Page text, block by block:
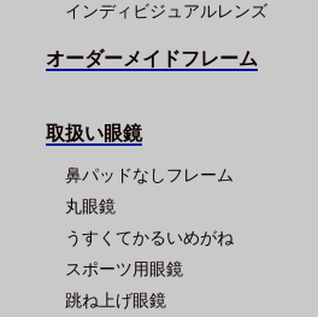
インディビジュアルレンズ
オーダーメイドフレーム
取扱い眼鏡
鼻パッドなしフレーム
丸眼鏡
うすくてかるいめがね
スポーツ用眼鏡
跳ね上げ眼鏡